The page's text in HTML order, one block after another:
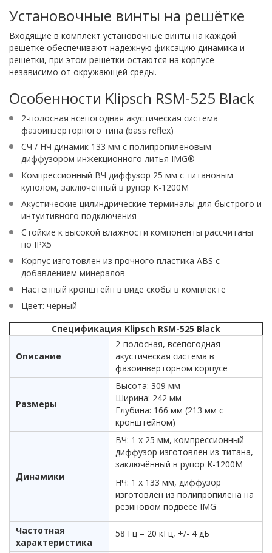
Установочные винты на решётке
Входящие в комплект установочные винты на каждой
решётке обеспечивают надёжную фиксацию динамика и
решётки, при этом решётки остаются на корпусе
независимо от окружающей среды.
Особенности Klipsch RSM-525 Black
2-полосная всепогодная акустическая система
фазоинверторного типа (bass reflex)
СЧ / НЧ динамик 133 мм с полипропиленовым
диффузором инжекционного литья IMG®
Компрессионный ВЧ диффузор 25 мм с титановым
куполом, заключённый в рупор K-1200M
Акустические цилиндрические терминалы для быстрого и
интуитивного подключения
Стойкие к высокой влажности компоненты рассчитаны
по IPX5
Корпус изготовлен из прочного пластика ABS с
добавлением минералов
Настенный кронштейн в виде скобы в комплекте
Цвет: чёрный
Спецификация Klipsch RSM-525 Black
Описание
2-полосная, всепогодная
акустическая система в
фазоинверторном корпусе
Размеры
Высота: 309 мм
Ширина: 242 мм
Глубина: 166 мм (213 мм с
кронштейном)
Динамики
ВЧ: 1 х 25 мм, компрессионный
диффузор изготовлен из титана,
заключённый в рупор K-1200M
НЧ: 1 х 133 мм, диффузор
изготовлен из полипропилена на
резиновом подвесе IMG
Частотная
характеристика
58 Гц – 20 кГц, +/- 4 дБ